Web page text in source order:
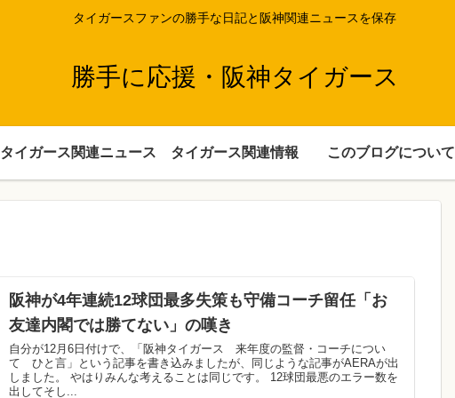
タイガースファンの勝手な日記と阪神関連ニュースを保存
勝手に応援・阪神タイガース
タイガース関連ニュース タイガース関連情報 このブログについて
阪神が4年連続12球団最多失策も守備コーチ留任「お
友達内閣では勝てない」の嘆き
自分が12月6日付けで、「阪神タイガース 来年度の監督・コーチについ
て ひと言」という記事を書き込みましたが、同じような記事がAERAが出
しました。 やはりみんな考えることは同じです。 12球団最悪のエラー数を
出してそし...